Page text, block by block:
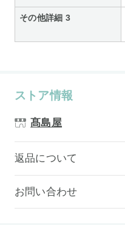
その他詳細 3
ストア情報
髙島屋
返品について
お問い合わせ